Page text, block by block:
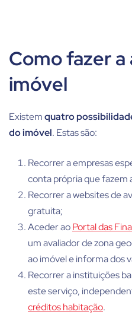
Como fazer a
imóvel
Existemquatro
do imóvel. Estas são:
Recorrer a empresas
conta própria que fazem
Recorrer a websites de
gratuita;
Aceder aoPortal das
um avaliador de zona
ao imóvel e informa dos
Recorrer a instituições
este serviço,
créditos habitação.